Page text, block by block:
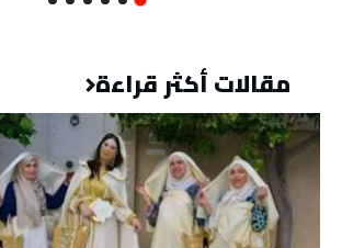
مقالات أكثر قراءة